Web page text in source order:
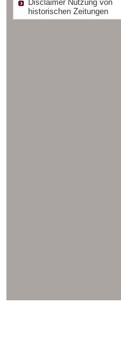
Disclaimer Nutzung von
historischen Zeitungen